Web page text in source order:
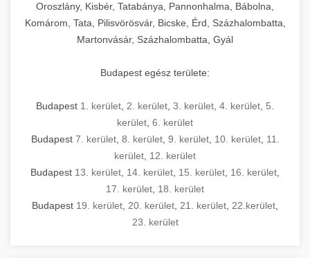
Oroszlány, Kisbér, Tatabánya, Pannonhalma, Bábolna,
Komárom, Tata, Pilisvörösvár, Bicske, Érd, Százhalombatta,
Martonvásár, Százhalombatta, Gyál
Budapest egész területe:
Budapest 1. kerület 2. kerület 3. kerület 4. kerület 5.
kerület 6. kerület
Budapest 7. kerület, 8. kerület, 9. kerület, 10. kerület, 11.
kerület 12. kerület
Budapest 13. kerület 14. kerület 15. kerület 16. kerület
17. kerület 18. kerület
Budapest 19. kerület 20. kerület 21. kerület 22.kerület
23. kerület